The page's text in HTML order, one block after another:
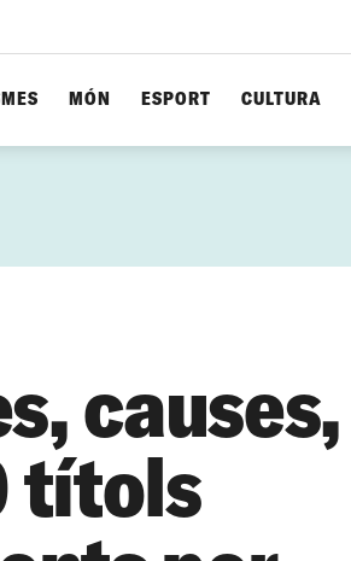
MÓN ESPORT CULTURA
causes,
títols